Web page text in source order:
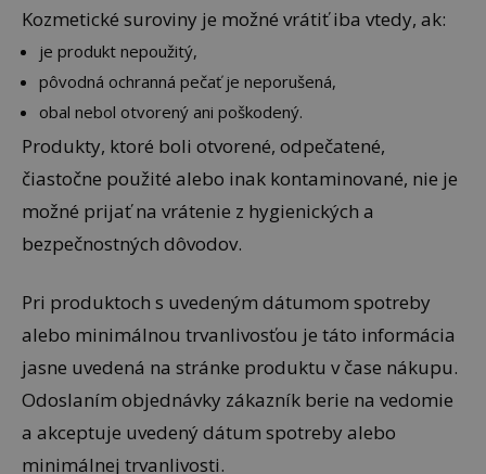
Kozmetické suroviny je možné vrátiť iba vtedy, ak:
je produkt nepoužitý,
pôvodná ochranná pečať je neporušená,
obal nebol otvorený ani poškodený.
Produkty, ktoré boli otvorené, odpečatené,
čiastočne použité alebo inak kontaminované, nie je
možné prijať na vrátenie z hygienických a
bezpečnostných dôvodov.
Pri produktoch s uvedeným dátumom spotreby
alebo minimálnou trvanlivosťou je táto informácia
jasne uvedená na stránke produktu v čase nákupu.
Odoslaním objednávky zákazník berie na vedomie
a akceptuje uvedený dátum spotreby alebo
minimálnej trvanlivosti.